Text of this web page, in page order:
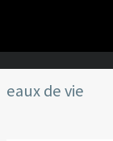
eaux de vie